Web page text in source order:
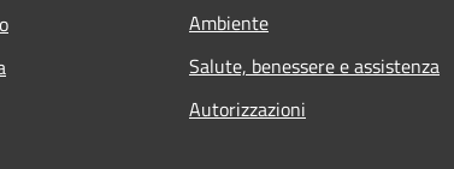
Ambiente
Salute, benessere e assistenza
Autorizzazioni